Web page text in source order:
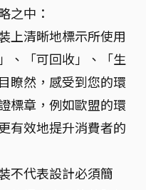
之中：
上清晰地標示所使用
、「可回收」、「生
瞭然，感受到您的環
標章，例如歐盟的環
有效地提升消費者的
不代表設計必須簡